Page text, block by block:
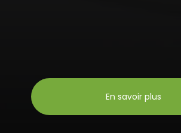
En savoir plus